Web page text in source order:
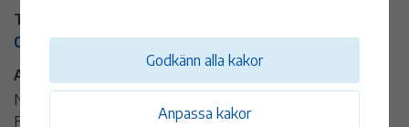
Telefon:
0499-232 32
Adress:
Nabbens Rökeri & Fisk
Fiskarvägen 2
Anpassa kakor
Godkänn alla kakor